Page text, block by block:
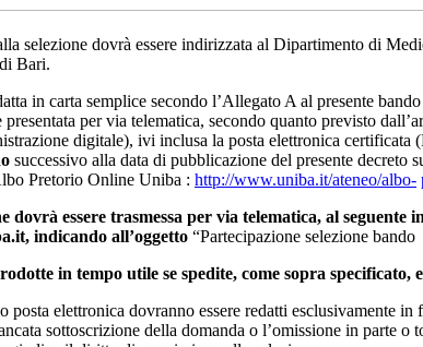
selezione dovrà essere indirizzata al Dipartimento di
Bari.
in carta semplice secondo l’Allegato A al presente
presentata per via telematica, secondo quanto previsto
digitale), ivi inclusa la posta elettronica certificata
successivo alla data di pubblicazione del presente decreto
Pretorio Online Uniba : http://www.uniba.it/ateneo/albo-
dovrà essere trasmessa per via telematica, al seguente
indicando all’oggetto “Partecipazione selezione
in tempo utile se spedite, come sopra
elettronica dovranno essere redatti esclusivamente in
sottoscrizione della domanda o l’omissione in parte o